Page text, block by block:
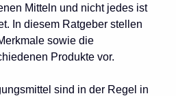
Mitteln und nicht jedes ist
In diesem Ratgeber stellen
sowie die
Produkte vor.
sind in der Regel in